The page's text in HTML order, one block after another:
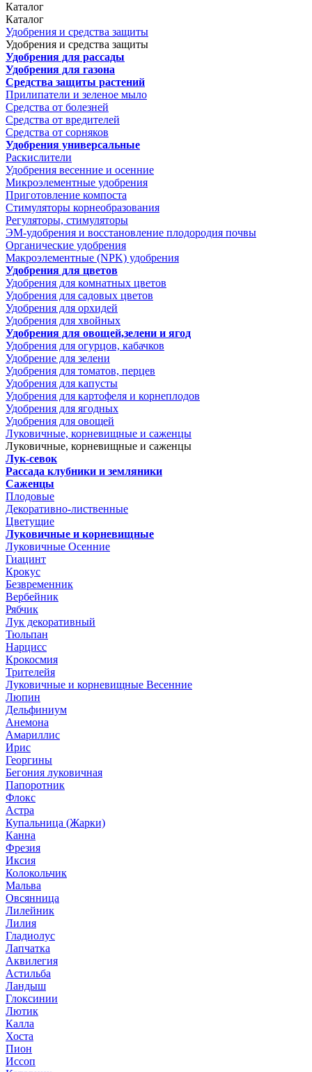
Каталог
Каталог
Удобрения и средства защиты
Удобрения и средства защиты
Удобрения для рассады
Удобрения для газона
Средства защиты растений
Прилипатели и зеленое мыло
Средства от болезней
Средства от вредителей
Средства от сорняков
Удобрения универсальные
Раскислители
Удобрения весенние и осенние
Микроэлементные удобрения
Приготовление компоста
Стимуляторы корнеобразования
Регуляторы, стимуляторы
ЭМ-удобрения и восстановление плодородия почвы
Органические удобрения
Макроэлементные (NPK) удобрения
Удобрения для цветов
Удобрения для комнатных цветов
Удобрения для садовых цветов
Удобрения для орхидей
Удобрения для хвойных
Удобрения для овощей,зелени и ягод
Удобрения для огурцов, кабачков
Удобрение для зелени
Удобрения для томатов, перцев
Удобрения для капусты
Удобрения для картофеля и корнеплодов
Удобрения для ягодных
Удобрения для овощей
Луковичные, корневищные и саженцы
Луковичные, корневищные и саженцы
Лук-севок
Рассада клубники и земляники
Саженцы
Плодовые
Декоративно-лиственные
Цветущие
Луковичные и корневищные
Луковичные Осенние
Гиацинт
Крокус
Безвременник
Вербейник
Рябчик
Лук декоративный
Тюльпан
Нарцисс
Крокосмия
Трителейя
Луковичные и корневищные Весенние
Люпин
Дельфиниум
Анемона
Амариллис
Ирис
Георгины
Бегония луковичная
Папоротник
Флокс
Астра
Купальница (Жарки)
Канна
Фрезия
Иксия
Колокольчик
Мальва
Овсянница
Лилейник
Лилия
Гладиолус
Лапчатка
Аквилегия
Астильба
Ландыш
Глоксинии
Лютик
Калла
Хоста
Пион
Иссоп